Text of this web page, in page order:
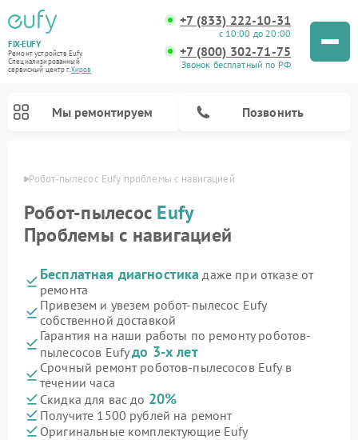
FIX-EUFY
Ремонт устройств Eufy
Специализированный
cервисный центр г.Киров
+7 (833) 222-10-31
с 10:00 до 20:00
+7 (800) 302-71-75
Звонок бесплатный по РФ
Мы ремонтируем Позвонить
Робот-пылесос Eufy проблемы с навигацией
Робот-пылесос Eufy
Проблемы с навигацией
Бесплатная диагностика даже при отказе от
ремонта
Привезем и увезем робот-пылесос Eufy
собственной доставкой
Гарантия на наши работы по ремонту роботов-
пылесосов Eufyдо 3-х лет
Срочный ремонт роботов-пылесосов Eufy в
течении часа
Скидка для вас до 20%
Получите 1500 рублей на ремонт
Оригинальные комплектующие Eufy